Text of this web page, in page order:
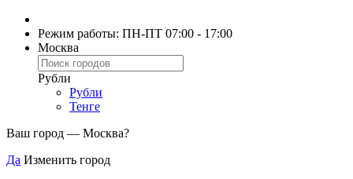
Режим работы: ПН-ПТ 07:00 - 17:00
Москва
Рубли
Рубли
Тенге
Ваш город — Москва?
Да Изменить город